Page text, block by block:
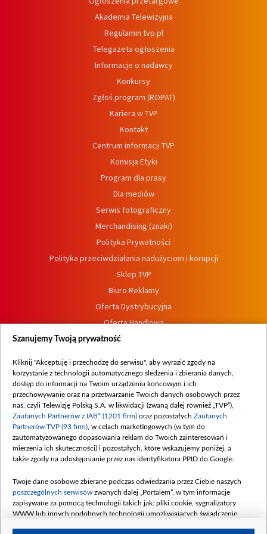
Akademia Telewizyjna
Regulamin tvp.pl
Telegazeta ogłoszenia
Informacje o nadawcy
Konkursy
Zgłoś program (ROPAT)
Kariera w TVP
Kontakt
Centrum informacji TVP
Komisja Etyki
Program dla prasy
Dla mediów
Serwis fotograficzny
Merchandising (znaki)
Polityka Prywatności
Polityka przeciwdziałania nadużyciom i korupcji
Sklep TVP
Biuro Reklamy
Oferta Dystrybucyjna
Oferta Handlowa
Dostępność
Procedura zgłoszeń wewnętrznych
Szanujemy Twoją prywatność
Kliknij "Akceptuję i przechodzę do serwisu", aby wyrazić zgody na
korzystanie z technologii automatycznego śledzenia i zbierania danych,
dostęp do informacji na Twoim urządzeniu końcowym i ich
przechowywanie oraz na przetwarzanie Twoich danych osobowych przez
nas, czyli Telewizję Polską S.A. w likwidacji (zwaną dalej również „TVP”),
Zaufanych Partnerów z IAB* (1201 firm) oraz pozostałych Zaufanych
Partnerów TVP (93 firm) , w celach marketingowych (w tym do
zautomatyzowanego dopasowania reklam do Twoich zainteresowań i
mierzenia ich skuteczności) i pozostałych, które wskazujemy poniżej, a
także zgody na udostępnianie przez nas identyfikatora PPID do Google.
Twoje dane osobowe zbierane podczas odwiedzania przez Ciebie naszych
poszczególnych serwisów zwanych dalej „Portalem”, w tym informacje
zapisywane za pomocą technologii takich jak: pliki cookie, sygnalizatory
WWW lub innych podobnych technologii umożliwiających świadczenie